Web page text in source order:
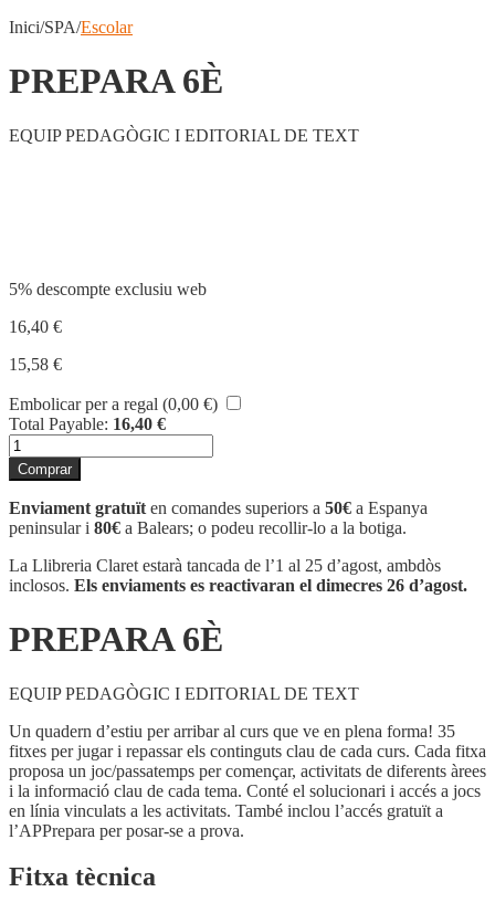
Inici/SPA/Escolar
PREPARA 6È
EQUIP PEDAGÒGIC I EDITORIAL DE TEXT
5% descompte exclusiu web
16,40 €
15,58 €
Embolicar per a regal (0,00 €)
Total Payable: 16,40 €
quantitat
de
PREPARA
6È
Comprar
Enviament gratuït en comandes superiors a 50€ a Espanya
peninsular i 80€ a Balears; o podeu recollir-lo a la botiga.
La Llibreria Claret estarà tancada de l’1 al 25 d’agost, ambdòs
inclosos. Els enviaments es reactivaran el dimecres 26 d’agost.
PREPARA 6È
EQUIP PEDAGÒGIC I EDITORIAL DE TEXT
Un quadern d’estiu per arribar al curs que ve en plena forma! 35
fitxes per jugar i repassar els continguts clau de cada curs. Cada fitxa
proposa un joc/passatemps per començar, activitats de diferents àrees
i la informació clau de cada tema. Conté el solucionari i accés a jocs
en línia vinculats a les activitats. També inclou l’accés gratuït a
l’APPrepara per posar-se a prova.
Fitxa tècnica